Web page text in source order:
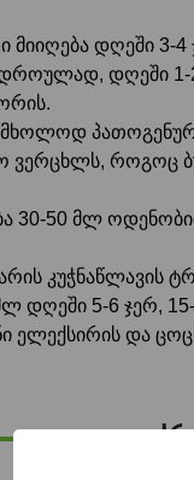
მიიღება დღეში 3-
დღეში 1-
მხოლოდ
ვერცხლს, როგოც
30-50 მლ
კუჭნაწლავის
დღეში 5-6 ჯერ,
ელექსირის და